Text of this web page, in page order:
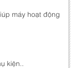
máy hoạt động
kiện..